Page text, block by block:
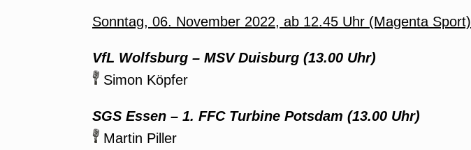
Sonntag, 06. November 2022, ab 12.45 Uhr (Magenta Sport)
VfL Wolfsburg – MSV Duisburg (13.00 Uhr)
Simon Köpfer
SGS Essen – 1. FFC Turbine Potsdam (13.00 Uhr)
Martin Piller